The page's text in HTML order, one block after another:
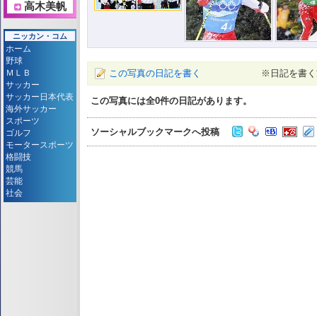
この写真の日記を書く ※日記を書
この写真には全0件の日記があります。
ソーシャルブックマークへ投稿
高木美帆
ニッカン・コム
ホーム
野球
ＭＬＢ
サッカー
サッカー日本代表
海外サッカー
スポーツ
ゴルフ
モータースポーツ
格闘技
競馬
芸能
社会